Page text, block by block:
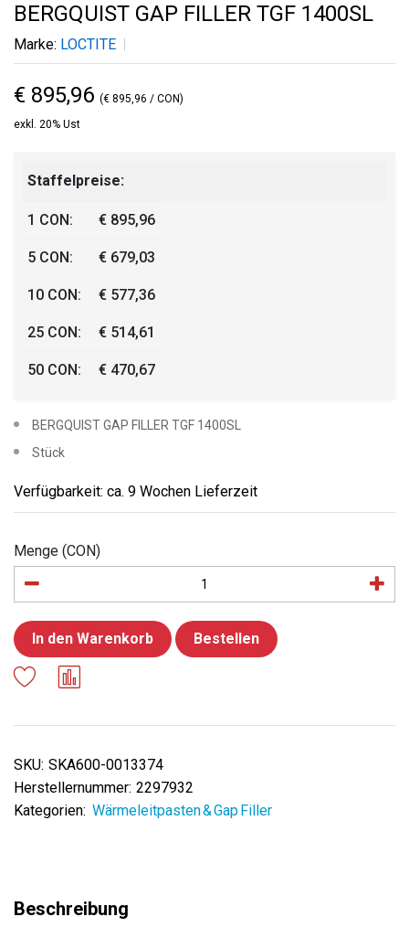
BERGQUIST GAP FILLER TGF 1400SL
Marke: LOCTITE
€ 895,96 (€ 895,96 / CON)
exkl. 20% Ust
Staffelpreise:
1 CON: € 895,96
5 CON: € 679,03
10 CON: € 577,36
25 CON: € 514,61
50 CON: € 470,67
BERGQUIST GAP FILLER TGF 1400SL
Stück
Verfügbarkeit: ca. 9 Wochen Lieferzeit
Menge (CON)
In den Warenkorb Bestellen
SKU: SKA600-0013374
Herstellernummer: 2297932
Kategorien: Wärmeleitpasten & Gap Filler